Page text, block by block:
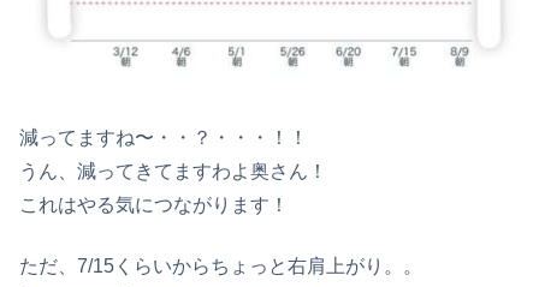
減ってますね〜・・？・・・！！
うん、減ってきてますわよ奥さん！
これはやる気につながります！
ただ、7/15くらいからちょっと右肩上がり。。